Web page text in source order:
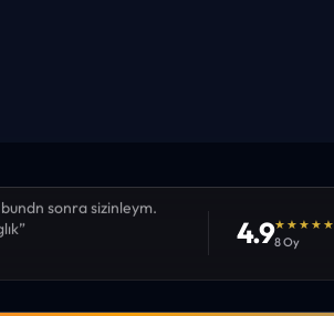
sonra sizinleym.
4.9★★★★★
8 Oy